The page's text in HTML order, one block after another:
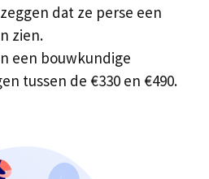
dat ze perse een
zien.
een bouwkundige
tussen de €330 en €490.